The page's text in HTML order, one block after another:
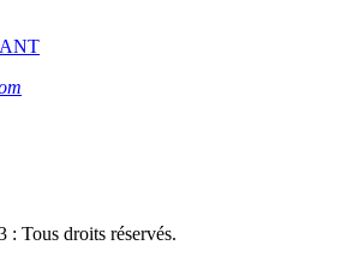
Tous droits réservés.